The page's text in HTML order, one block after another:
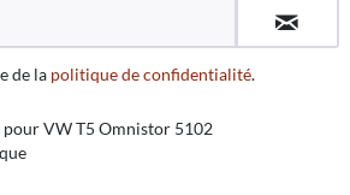
de la politique de confidentialité.
VW T5 Omnistor 5102